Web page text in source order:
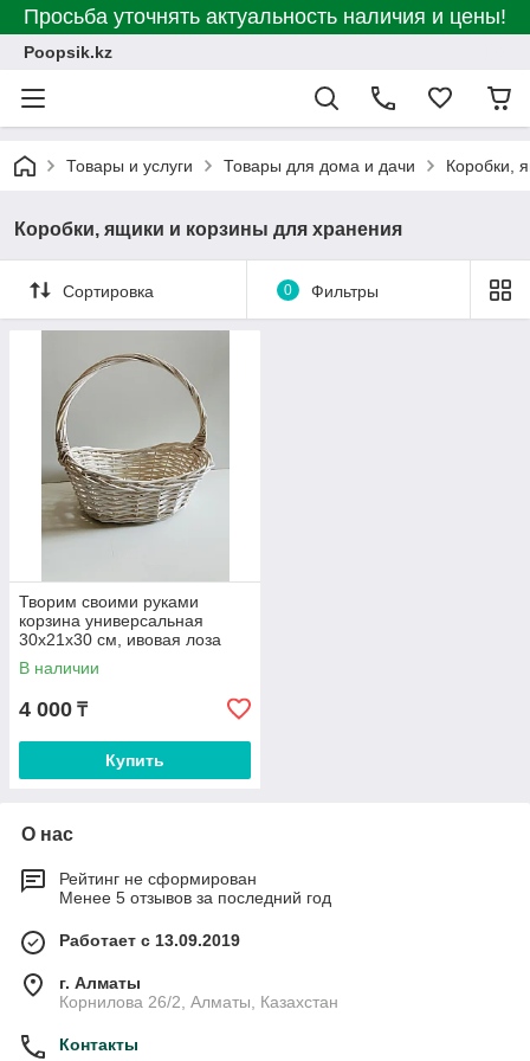
Просьба уточнять актуальность наличия и цены!
Poopsik.kz
Товары и услуги Товары для дома и дачи Коробки,
Коробки, ящики и корзины для хранения
Сортировка 0 Фильтры
Творим своими руками
корзина универсальная
30x21x30 см, ивовая лоза
В наличии
4 000 ₸
Купить
О нас
Рейтинг не сформирован
Менее 5 отзывов за последний год
Работает с 13.09.2019
г. Алматы
Корнилова 26/2, Алматы, Казахстан
Контакты